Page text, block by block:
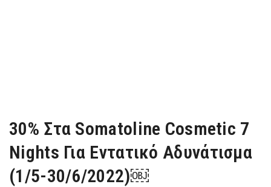
30% Στα Somatoline Cosmetic 7
Nights Για Εντατικό Αδυνάτισμα
(1/5-30/6/2022)￼